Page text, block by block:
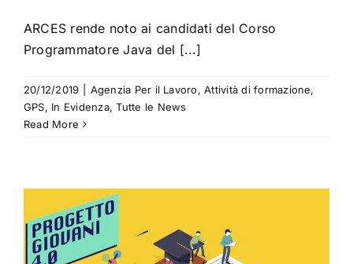
ARCES rende noto ai candidati del Corso
Programmatore Java del [...]
20/12/2019 Agenzia Per il Lavoro,Attività di formazione,
GPS, In Evidenza,Tutte le News
Read More